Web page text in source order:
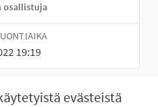
evästeistä
osallistuja
19:19